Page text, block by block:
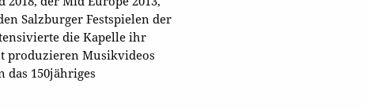
Salzburger Festspielen der
die Kapelle ihr
produzieren Musikvideos
das 150jähriges